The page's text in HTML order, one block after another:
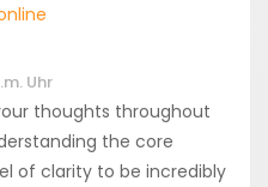
Uhr
thoughts throughout
the core
of clarity to be incredibly